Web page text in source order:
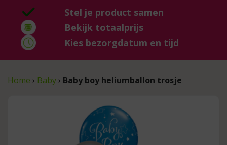
Stel je product samen
Bekijk totaalprijs
Kies bezorgdatum en tijd
Home › Baby › Baby boy heliumballon trosje